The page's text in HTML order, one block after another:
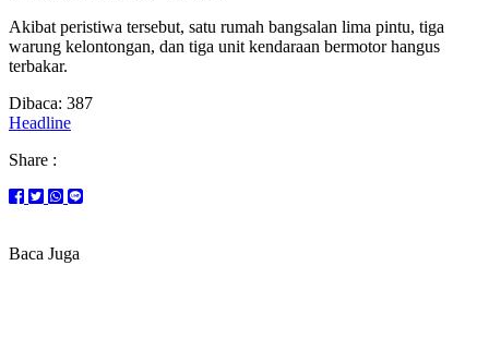
Akibat peristiwa tersebut, satu rumah bangsalan lima pintu, tiga
warung kelontongan, dan tiga unit kendaraan bermotor hangus
terbakar.
Dibaca: 387
Headline
Share :
Baca Juga